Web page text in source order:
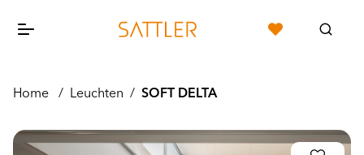
Home / Leuchten / SOFT DELTA